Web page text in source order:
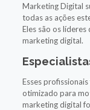
Marketing Digital
todas as ações
Eles são os líderes
marketing digital.
Esses
otimizado para
marketing digital